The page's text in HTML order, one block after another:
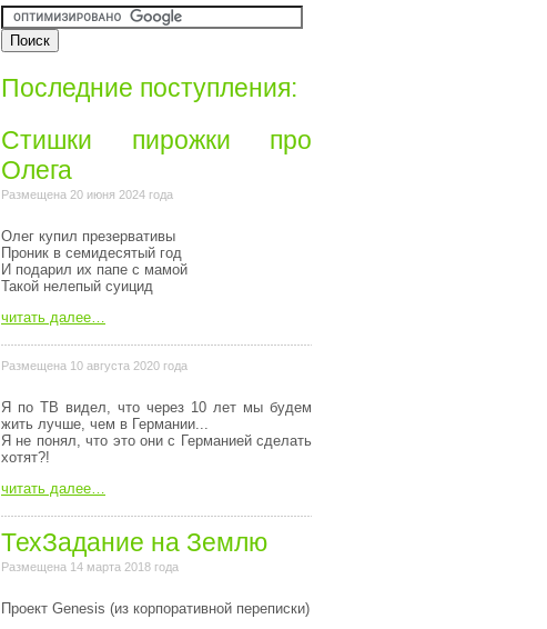
Последние поступления:
Стишки пирожки про
Олега⁠⁠
Размещена 20 июня 2024 года
Олег купил презервативы
Проник в семидесятый год
И подарил их папе с мамой
Такой нелепый суицид
читать далее…
Размещена 10 августа 2020 года
Я по ТВ видел, что через 10 лет мы будем
жить лучше, чем в Германии...
Я не понял, что это они с Германией сделать
хотят?!
читать далее…
ТехЗадание на Землю
Размещена 14 марта 2018 года
Пpоект Genesis (из коpпоpативной пеpеписки)